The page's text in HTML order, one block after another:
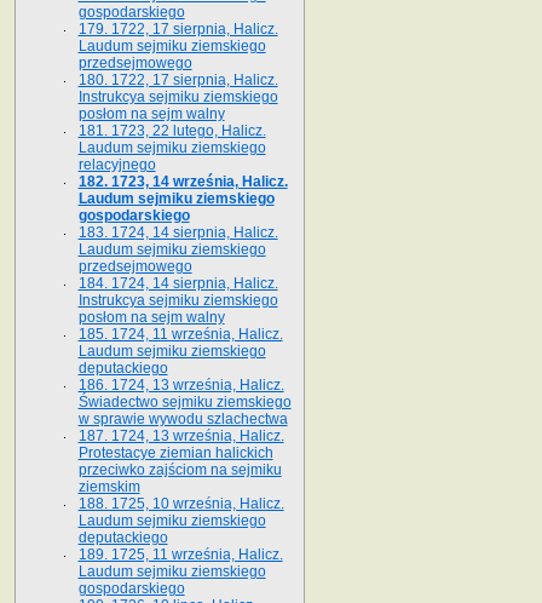
gospodarskiego
179. 1722, 17 sierpnia, Halicz.
Laudum sejmiku ziemskiego
przedsejmowego
180. 1722, 17 sierpnia, Halicz.
Instrukcya sejmiku ziemskiego
posłom na sejm walny
181. 1723, 22 lutego, Halicz.
Laudum sejmiku ziemskiego
relacyjnego
182. 1723, 14 września, Halicz.
Laudum sejmiku ziemskiego
gospodarskiego
183. 1724, 14 sierpnia, Halicz.
Laudum sejmiku ziemskiego
przedsejmowego
184. 1724, 14 sierpnia, Halicz.
Instrukcya sejmiku ziemskiego
posłom na sejm walny
185. 1724, 11 września, Halicz.
Laudum sejmiku ziemskiego
deputackiego
186. 1724, 13 września, Halicz.
Świadectwo sejmiku ziemskiego
w sprawie wywodu szlachectwa
187. 1724, 13 września, Halicz.
Protestacye ziemian halickich
przeciwko zajściom na sejmiku
ziemskim
188. 1725, 10 września, Halicz.
Laudum sejmiku ziemskiego
deputackiego
189. 1725, 11 września, Halicz.
Laudum sejmiku ziemskiego
gospodarskiego